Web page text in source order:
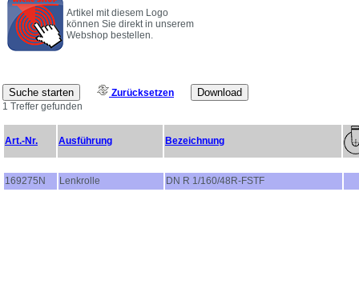
Artikel mit diesem Logo
können Sie direkt in unserem
Webshop bestellen.
Zurücksetzen
1 Treffer gefunden
Art.-Nr. Ausführung Bezeichnung
169275N Lenkrolle DN R 1/160/48R-FSTF